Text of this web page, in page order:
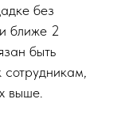
без
ближе 2
быть
выше.